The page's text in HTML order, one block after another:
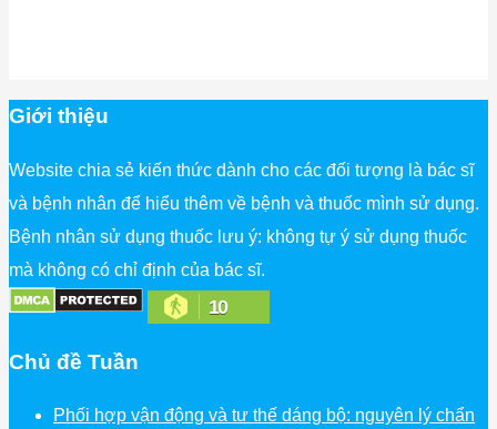
Giới thiệu
Website chia sẻ kiến thức dành cho các đối tượng là bác sĩ
và bệnh nhân để hiểu thêm về bệnh và thuốc mình sử dụng.
Bệnh nhân sử dụng thuốc lưu ý: không tự ý sử dụng thuốc
mà không có chỉ định của bác sĩ.
10
Chủ đề Tuần
Phối hợp vận động và tư thế dáng bộ: nguyên lý chẩn